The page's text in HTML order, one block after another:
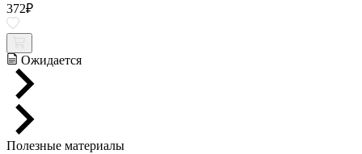
372₽
Ожидается
Полезные материалы